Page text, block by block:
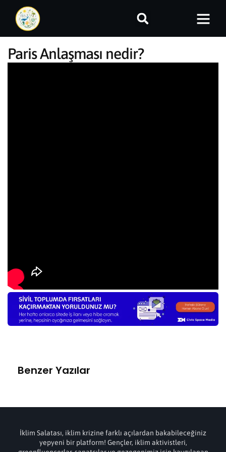
Paris Anlaşması nedir?
Benzer Yazılar
İklim Salatası, iklim krizine farklı açılardan bakabileceğiniz
yepyeni bir platform! Gençler, iklim aktivistleri,